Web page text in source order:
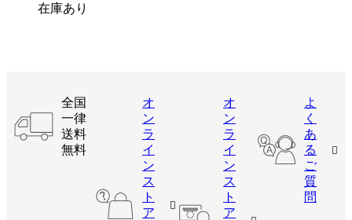
在庫あり
全国
一律
送料
無料
オ
ン
ラ
イ
ン
ス
ト
ア
オ
ン
ラ
イ
ン
ス
ト
ア
よ
く
あ
る
ご
質
問